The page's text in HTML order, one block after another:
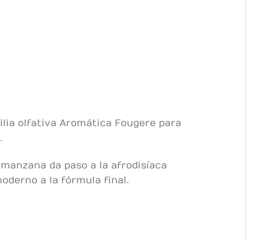
olfativa Aromática Fougere para
da paso a la afrodisíaca
a la fórmula final.